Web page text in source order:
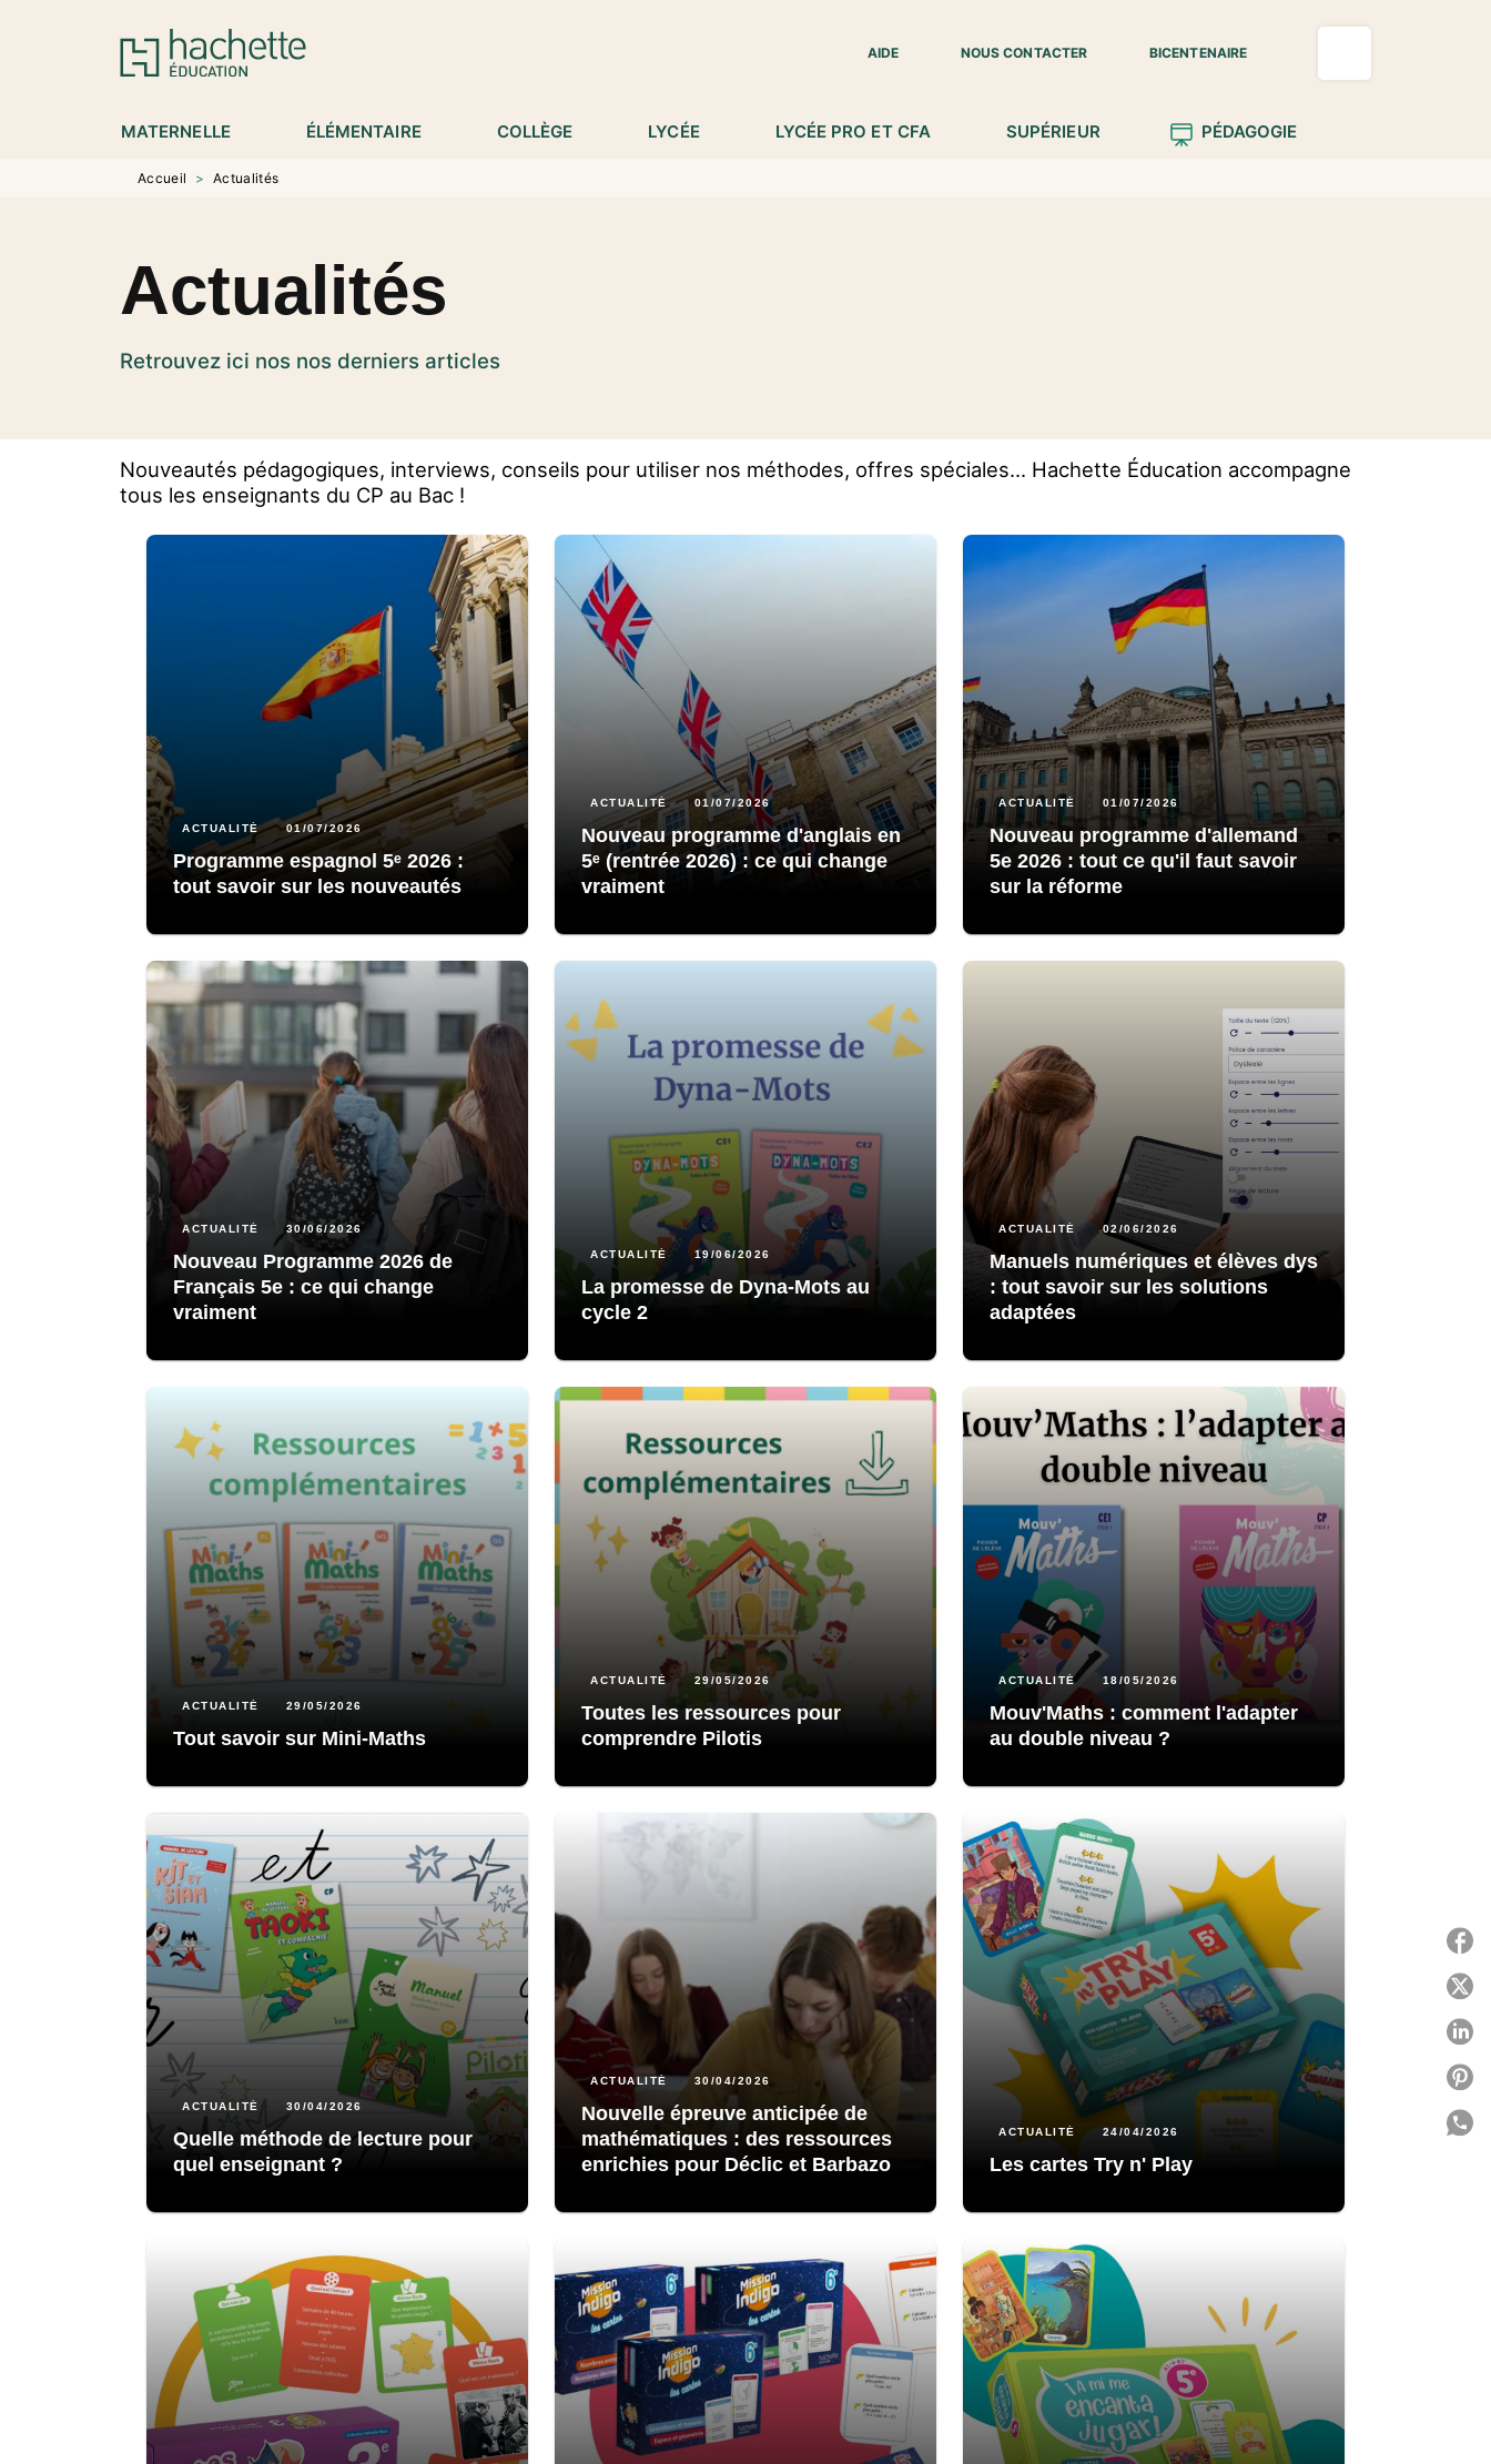
MENU RECHERCHE
AIDE
NOUS CONTACTER BICENTENAIRE
MATERNELLE ÉLÉMENTAIRE COLLÈGE LYCÉE LYCÉE PRO ET CFA SUPÉRIEUR PÉDAGOGIE
Accueil > Actualités
Actualités
Retrouvez ici nos nos derniers articles
Nouveautés pédagogiques, interviews, conseils pour utiliser nos méthodes, offres spéciales... Hachette Éducation accompagne
tous les enseignants du CP au Bac !
ACTUALITÉ 01/07/2026
Programme espagnol 5ᵉ 2026 :
tout savoir sur les nouveautés
ACTUALITÉ 01/07/2026
Nouveau programme d'anglais en
5ᵉ (rentrée 2026) : ce qui change
vraiment
ACTUALITÉ 01/07/2026
Nouveau programme d'allemand
5e 2026 : tout ce qu'il faut savoir
sur la réforme
ACTUALITÉ 30/06/2026
Nouveau Programme 2026 de
Français 5e : ce qui change
vraiment
ACTUALITÉ 19/06/2026
La promesse de Dyna-Mots au
cycle 2
ACTUALITÉ 02/06/2026
Manuels numériques et élèves dys
: tout savoir sur les solutions
adaptées
ACTUALITÉ 29/05/2026
Tout savoir sur Mini-Maths
ACTUALITÉ 29/05/2026
Toutes les ressources pour
comprendre Pilotis
ACTUALITÉ 18/05/2026
Mouv'Maths : comment l'adapter
au double niveau ?
ACTUALITÉ 30/04/2026
Quelle méthode de lecture pour
quel enseignant ?
ACTUALITÉ 30/04/2026
Nouvelle épreuve anticipée de
mathématiques : des ressources
enrichies pour Déclic et Barbazo
ACTUALITÉ 24/04/2026
Les cartes Try n' Play